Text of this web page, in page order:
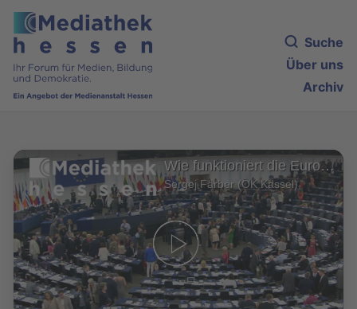
Suche
Über uns
Archiv
Wie funktioniert die Europawahl?
Sergej Färber (OK Kassel)